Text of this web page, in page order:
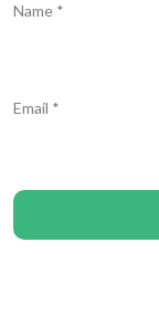
Name *
Email *